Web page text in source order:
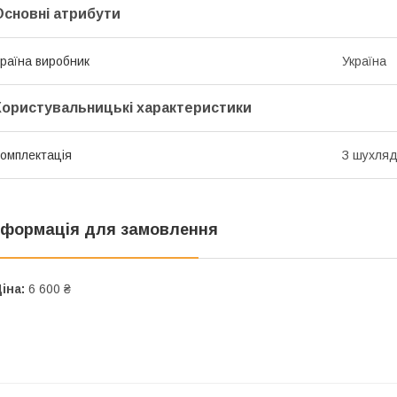
атрибути
виробник Україна
характеристики
З
для замовлення
6 600 ₴